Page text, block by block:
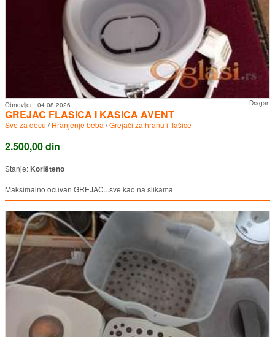
Dragan
Obnovljen: 04.08.2026.
GREJAC FLASICA I KASICA AVENT
Sve za decu /Hranjenje beba /Grejači za hranu i flašice
2.500,00 din
Stanje: Korišteno
Maksimalno ocuvan GREJAC...sve kao na slikama